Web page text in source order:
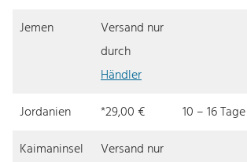
Jemen
Versand nur
durch
Händler
Jordanien
*29,00 € 10 – 16 Tage
Kaimaninsel
Versand nur